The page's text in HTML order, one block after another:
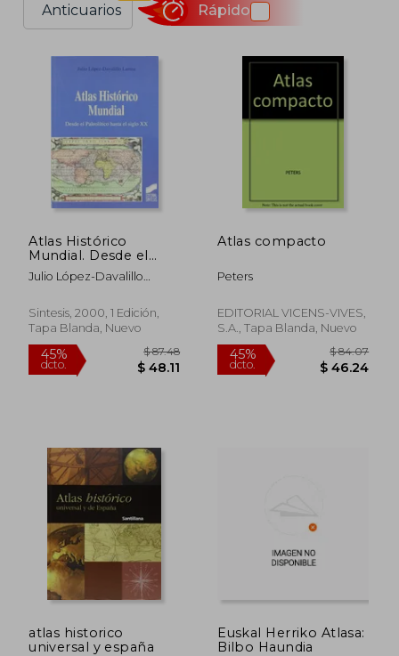
Anticuarios Rápido
Atlas Histórico
Mundial. Desde el
Paleolítico Hasta el
Siglo xx
Julio López-Davalillo
Sintesis, 2000, 1 Edición,
Tapa Blanda, Nuevo
45%
dcto.
Atlas compacto
Peters
EDITORIAL VICENS-VIVES,
S.A., Tapa Blanda, Nuevo
atlas historico
universal y españa
Euskal Herriko Atlasa:
Bilbo Haundia